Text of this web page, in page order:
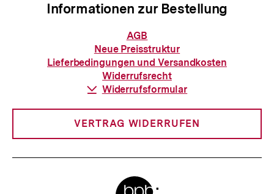
Informationen zur Bestellung
Informationen
zur
Bestellung
AGB
Neue Preisstruktur
Lieferbedingungen und Versandkosten
Widerrufsrecht
Download-
Widerrufsformular
VERTRAG WIDERRUFEN